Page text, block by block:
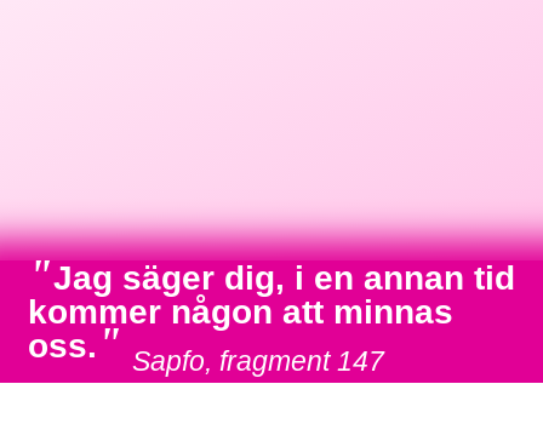
"Jag säger dig, i en annan tid
kommer någon att minnas
oss. " Sapfo, fragment 147